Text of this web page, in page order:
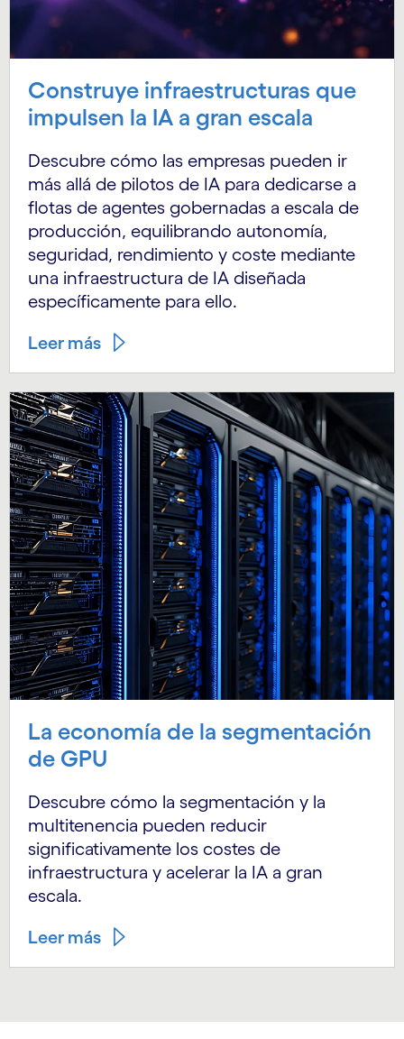
Construye infraestructuras que
impulsen la IA a gran escala
Descubre cómo las empresas pueden ir
más allá de pilotos de IA para dedicarse a
flotas de agentes gobernadas a escala de
producción, equilibrando autonomía,
seguridad, rendimiento y coste mediante
una infraestructura de IA diseñada
específicamente para ello.
Leer más
La economía de la segmentación
de GPU
Descubre cómo la segmentación y la
multitenencia pueden reducir
significativamente los costes de
infraestructura y acelerar la IA a gran
escala.
Leer más